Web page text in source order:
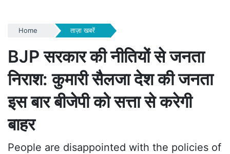
Home ताज़ा खबरें
BJP सरकार की नीतियों से जनता
निराश: कुमारी सैलजा देश की जनता
इस बार बीजेपी को सत्ता से करेगी
बाहर
People are disappointed with the policies of